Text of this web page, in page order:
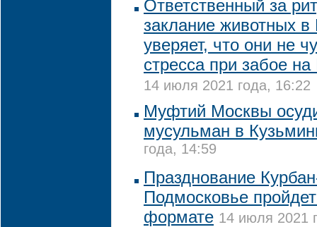
Ответственный за
заклание животных
уверяет, что они не
стресса при забое
14 июля 2021 года, 16:22
Муфтий Москвы
мусульман в
года, 14:59
Празднование
Подмосковье
формате 14 июля 2021